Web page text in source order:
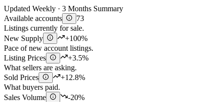
Updated Weekly · 3 Months Summary
Available accounts
73
Listings currently for sale.
New Supply
+100%
Pace of new account listings.
Listing Prices
+3.5%
What sellers are asking.
Sold Prices
+12.8%
What buyers paid.
Sales Volume
-20%